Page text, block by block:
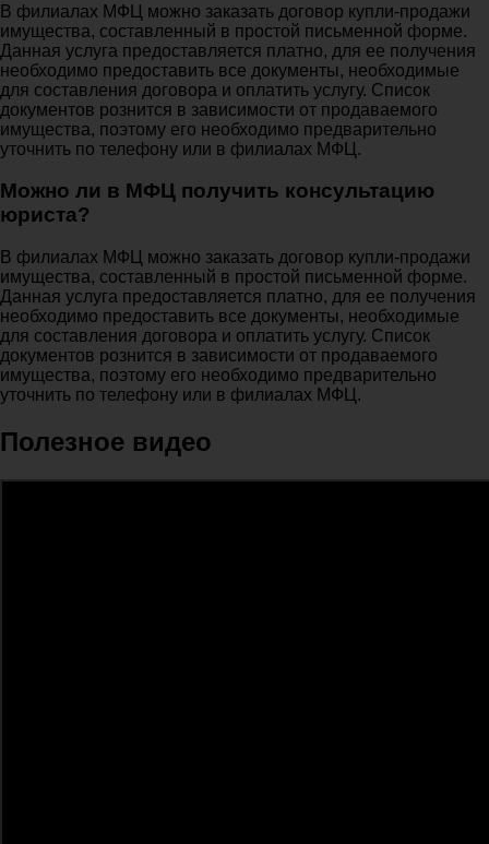
В филиалах МФЦ можно заказать договор купли-продажи
имущества, составленный в простой письменной форме.
Данная услуга предоставляется платно, для ее получения
необходимо предоставить все документы, необходимые
для составления договора и оплатить услугу. Список
документов рознится в зависимости от продаваемого
имущества, поэтому его необходимо предварительно
уточнить по телефону или в филиалах МФЦ.
Можно ли в МФЦ получить консультацию
юриста?
В филиалах МФЦ можно заказать договор купли-продажи
имущества, составленный в простой письменной форме.
Данная услуга предоставляется платно, для ее получения
необходимо предоставить все документы, необходимые
для составления договора и оплатить услугу. Список
документов рознится в зависимости от продаваемого
имущества, поэтому его необходимо предварительно
уточнить по телефону или в филиалах МФЦ.
Полезное видео